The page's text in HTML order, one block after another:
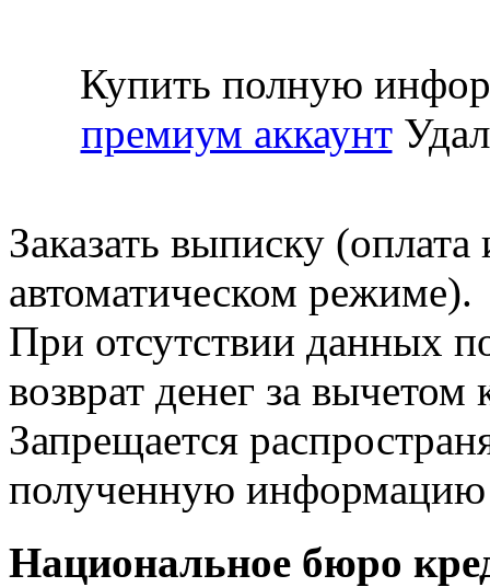
Купить полную
премиум аккаунт
Заказать выписку
автоматическом режиме).
При отсутствии данных
возврат денег за
Запрещается
полученную информацию
Национальное бюро